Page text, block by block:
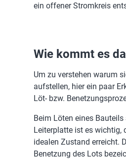
ein offener Stromkreis
Wie kommt es
Um zu verstehen warum
aufstellen, hier ein paar
Löt- bzw.
Beim Löten eines
Leiterplatte ist es wichtig,
idealen Zustand erreicht.
Benetzung des Lots